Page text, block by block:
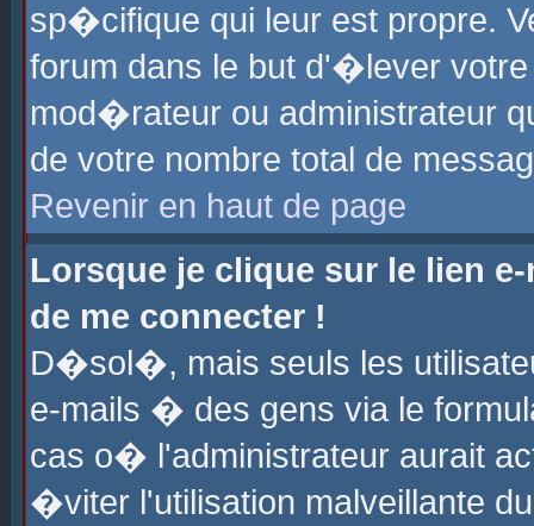
sp�cifique qui leur est propre.
forum dans le but d'�lever
mod�rateur ou administrateur
de votre nombre total de
Revenir en haut de page
Lorsque je clique sur le lien
de me connecter !
D�sol�, mais seuls les
e-mails � des gens via le
cas o� l'administrateur aurait
�viter l'utilisation malveillante